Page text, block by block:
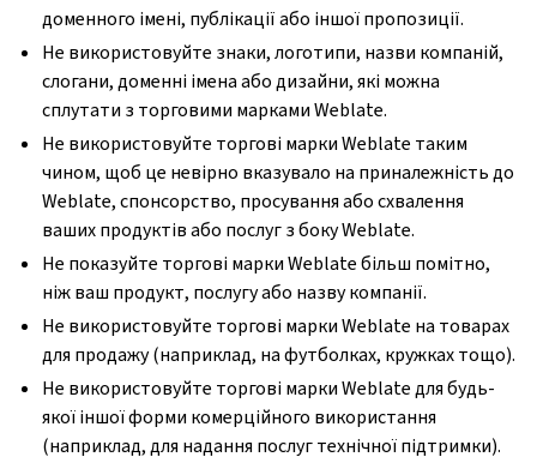
доменного імені, публікації або іншої пропозиції.
Не використовуйте знаки, логотипи, назви компаній,
слогани, доменні імена або дизайни, які можна
сплутати з торговими марками Weblate.
Не використовуйте торгові марки Weblate таким
чином, щоб це невірно вказувало на приналежність до
Weblate, спонсорство, просування або схвалення
ваших продуктів або послуг з боку Weblate.
Не показуйте торгові марки Weblate більш помітно,
ніж ваш продукт, послугу або назву компанії.
Не використовуйте торгові марки Weblate на товарах
для продажу (наприклад, на футболках, кружках тощо).
Не використовуйте торгові марки Weblate для будь-
якої іншої форми комерційного використання
(наприклад, для надання послуг технічної підтримки).